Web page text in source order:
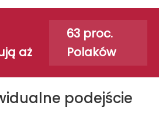
aż
63 proc.
Polaków
podejście